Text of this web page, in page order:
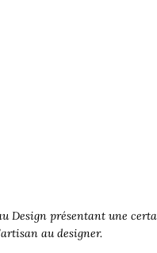
Design présentant une
au designer.